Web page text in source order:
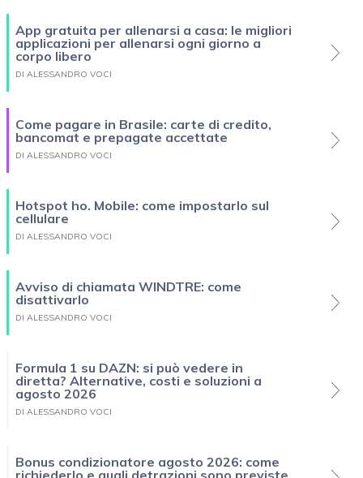
App gratuita per allenarsi a casa: le migliori
applicazioni per allenarsi ogni giorno a
corpo libero
DI ALESSANDRO VOCI
Come pagare in Brasile: carte di credito,
bancomat e prepagate accettate
DI ALESSANDRO VOCI
Hotspot ho. Mobile: come impostarlo sul
cellulare
DI ALESSANDRO VOCI
Avviso di chiamata WINDTRE: come
disattivarlo
DI ALESSANDRO VOCI
Formula 1 su DAZN: si può vedere in
diretta? Alternative, costi e soluzioni a
agosto 2026
DI ALESSANDRO VOCI
Bonus condizionatore agosto 2026: come